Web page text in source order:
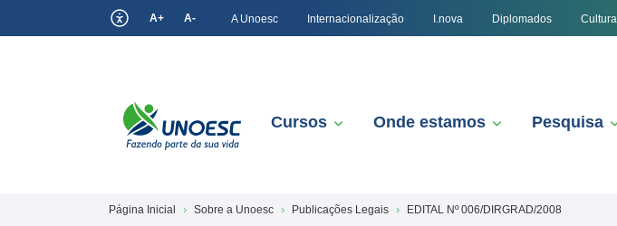
A+ A- A Unoesc Internacionalização I.nova Diplomados Cultura
Cursos Onde estamos Pesquisa
Página Inicial Sobre a Unoesc Publicações Legais EDITAL Nº 006/DIRGRAD/2008